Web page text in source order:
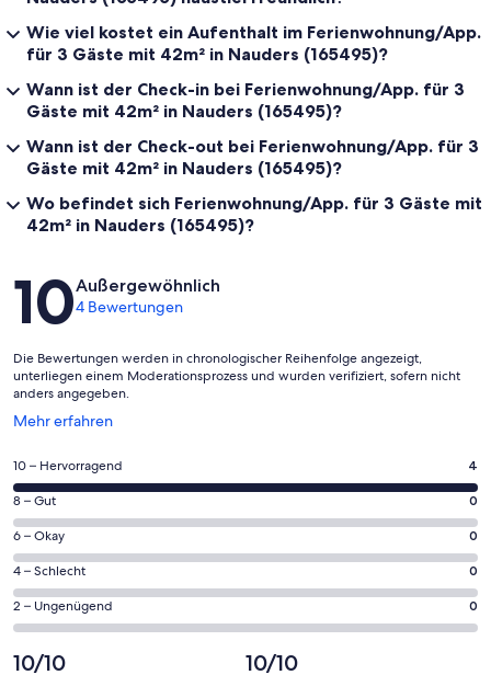
Wie viel kostet ein Aufenthalt im Ferienwohnung/App.
für 3 Gäste mit 42m² in Nauders (165495)?
Wann ist der Check-in bei Ferienwohnung/App. für 3
Gäste mit 42m² in Nauders (165495)?
Wann ist der Check-out bei Ferienwohnung/App. für 3
Gäste mit 42m² in Nauders (165495)?
Wo befindet sich Ferienwohnung/App. für 3 Gäste mit
42m² in Nauders (165495)?
Bewertungen
10Außergewöhnlich
4 Bewertungen
Die Bewertungen werden in chronologischer Reihenfolge angezeigt,
unterliegen einem Moderationsprozess und wurden verifiziert, sofern nicht
anders angegeben.
Mehr erfahren
Wird
einem
neuen
Fenster
geöffnet
4
von
insgesamt
4
Gästebewertungen
haben
eine
Bewertung
von
10 – Hervorragend 4
0
von
insgesamt
4
Gästebewertungen
haben
Bewertung
8 – Gut 0
0
von
insgesamt
4
Gästebewertungen
haben
6 – Okay 0
0
von
insgesamt
Gästebewertungen
4 – Schlecht 0
0
von
insgesamt
2 – Ungenügend 0
10/10 10/10